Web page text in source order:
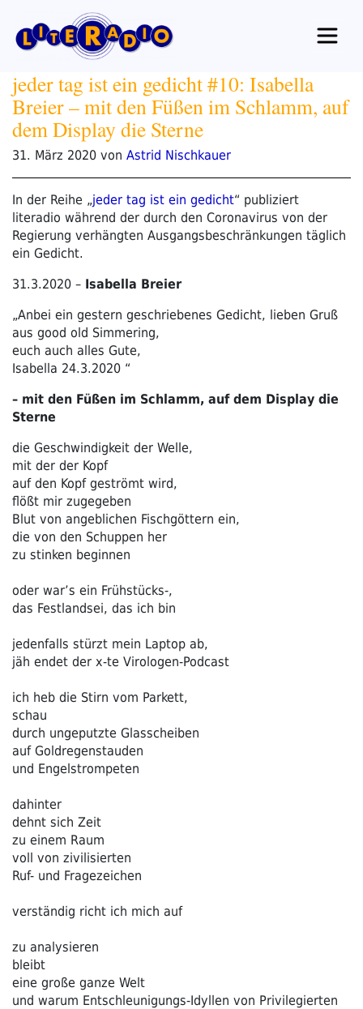
Inhalt
springen
jeder tag ist ein gedicht #10: Isabella
Breier – mit den Füßen im Schlamm, auf
dem Display die Sterne
31. März 2020Veröffentlicht
von Astrid Nischkauer
In der Reihe „jeder tag ist ein gedicht“ publiziert
literadio während der durch den Coronavirus von der
Regierung verhängten Ausgangsbeschränkungen täglich
ein Gedicht.
31.3.2020 – Isabella Breier
„Anbei ein gestern geschriebenes Gedicht, lieben Gruß
aus good old Simmering,
euch auch alles Gute,
Isabella 24.3.2020 “
– mit den Füßen im Schlamm, auf dem Display die
Sterne
die Geschwindigkeit der Welle,
mit der der Kopf
auf den Kopf geströmt wird,
flößt mir zugegeben
Blut von angeblichen Fischgöttern ein,
die von den Schuppen her
zu stinken beginnen
oder war’s ein Frühstücks-,
das Festlandsei, das ich bin
jedenfalls stürzt mein Laptop ab,
jäh endet der x-te Virologen-Podcast
ich heb die Stirn vom Parkett,
schau
durch ungeputzte Glasscheiben
auf Goldregenstauden
und Engelstrompeten
dahinter
dehnt sich Zeit
zu einem Raum
voll von zivilisierten
Ruf- und Fragezeichen
verständig richt ich mich auf
zu analysieren
bleibt
eine große ganze Welt
und warum Entschleunigungs-Idyllen von Privilegierten